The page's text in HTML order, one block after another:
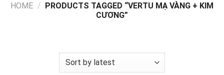
HOME / PRODUCTS TAGGED “VERTU MẠ VÀNG + KIM
CƯƠNG”